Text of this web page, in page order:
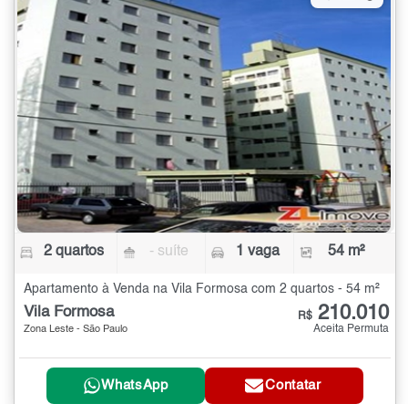
2 quartos - suíte 1 vaga 54 m²
Apartamento à Venda na Vila Formosa com 2 quartos - 54 m²
Vila Formosa
Zona Leste - São Paulo
R$ 210.010
Aceita Permuta
WhatsApp Contatar